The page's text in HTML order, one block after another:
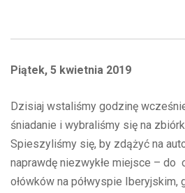
Piątek, 5 kwietnia 2019
Dzisiaj wstaliśmy godzinę
śniadanie i wybraliśmy się na
Spieszyliśmy się, by zdążyć na
naprawdę niezwykłe miejsce – do
ołówków na półwyspie